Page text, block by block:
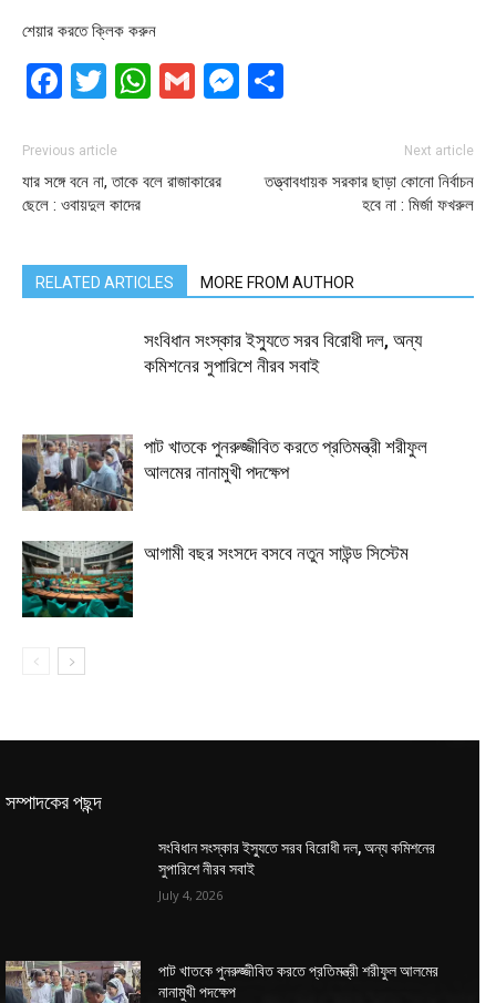
শেয়ার করতে ক্লিক করুন
Facebook
Twitter
WhatsApp
GmailMessenger
Previous article
যার সঙ্গে বনে না, তাকে বলে রাজাকারের
ছেলে : ওবায়দুল কাদের
Next article
তত্ত্বাবধায়ক সরকার ছাড়া কোনো নির্বাচন
হবে না : মির্জা ফখরুল
RELATED ARTICLES MORE FROM AUTHOR
সংবিধান সংস্কার ইস্যুতে সরব বিরোধী দল, অন্য
কমিশনের সুপারিশে নীরব সবাই
পাট খাতকে পুনরুজ্জীবিত করতে প্রতিমন্ত্রী শরীফুল
আলমের নানামুখী পদক্ষেপ
আগামী বছর সংসদে বসবে নতুন সাউন্ড সিস্টেম
সম্পাদকের পছন্দ
সংবিধান সংস্কার ইস্যুতে সরব বিরোধী দল, অন্য কমিশনের
সুপারিশে নীরব সবাই
July 4, 2026
পাট খাতকে পুনরুজ্জীবিত করতে প্রতিমন্ত্রী শরীফুল আলমের
নানামুখী পদক্ষেপ